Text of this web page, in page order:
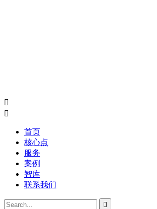


首页
核心点
服务
案例
智库
联系我们
